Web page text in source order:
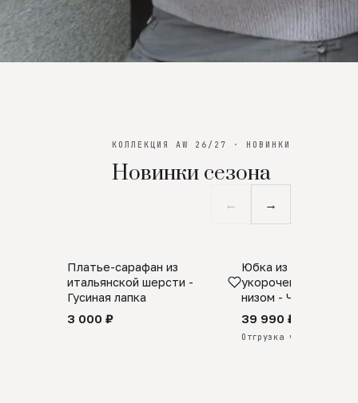
КОЛЛЕКЦИЯ AW 26/27 · НОВИНКИ
Новинки сезона
← →
SALE
Платье-сарафан из
итальянской шерсти -
Гусиная лапка
3 000 ₽
ПРЕДЗАКАЗ
Юбка из
укороченная с
низом - Черный
39 990 ₽
Отгрузка через 25 дней